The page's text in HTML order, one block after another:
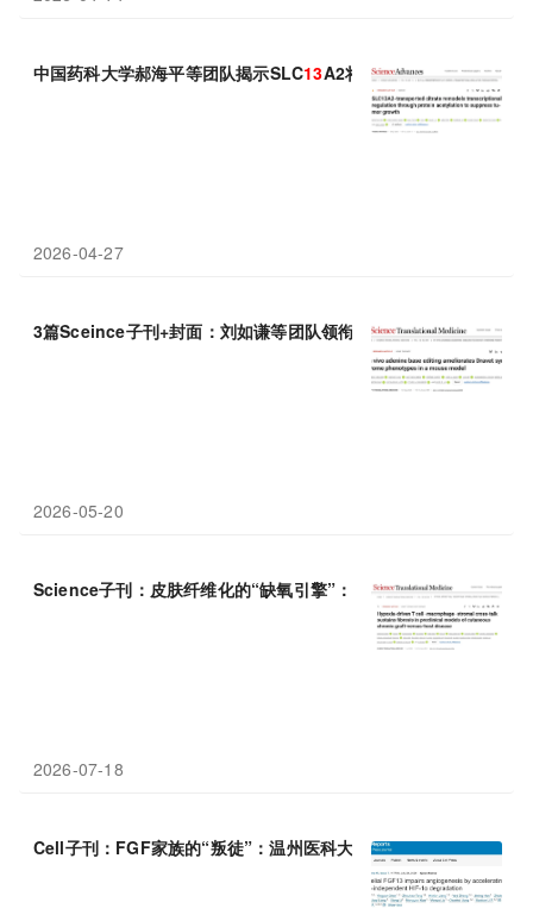
中国药科大学郝海平等团队揭示SLC13A2将柠檬酸转化为“指令”
2026-04-27
3篇Sceince子刊+封面：刘如谦等团队领衔通过先导编辑技术将存
2026-05-20
Science子刊：皮肤纤维化的“缺氧引擎”：陆军军医大学张曦等
2026-07-18
Cell子刊：FGF家族的“叛徒”：温州医科大学丛维涛/金利泰/李校